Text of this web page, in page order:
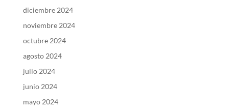
diciembre 2024
noviembre 2024
octubre 2024
agosto 2024
julio 2024
junio 2024
mayo 2024